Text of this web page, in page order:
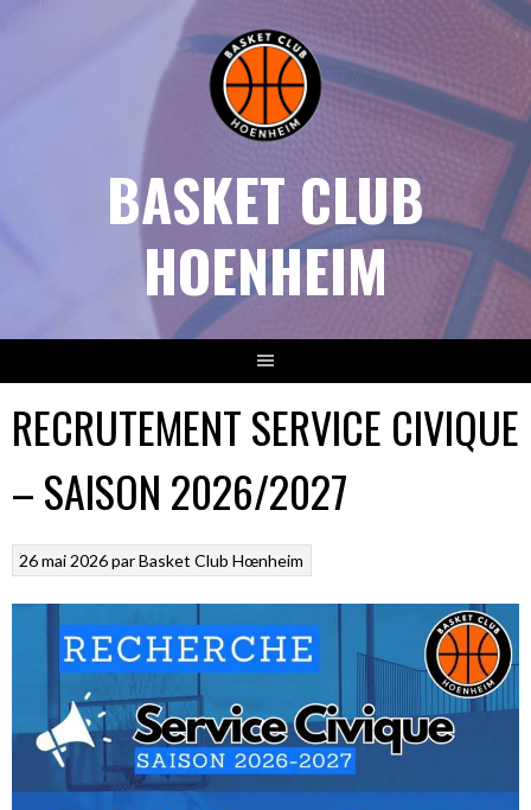
BASKET CLUB
HOENHEIM
RECRUTEMENT SERVICE CIVIQUE
– SAISON 2026/2027
26 mai 2026parBasket Club Hœnheim